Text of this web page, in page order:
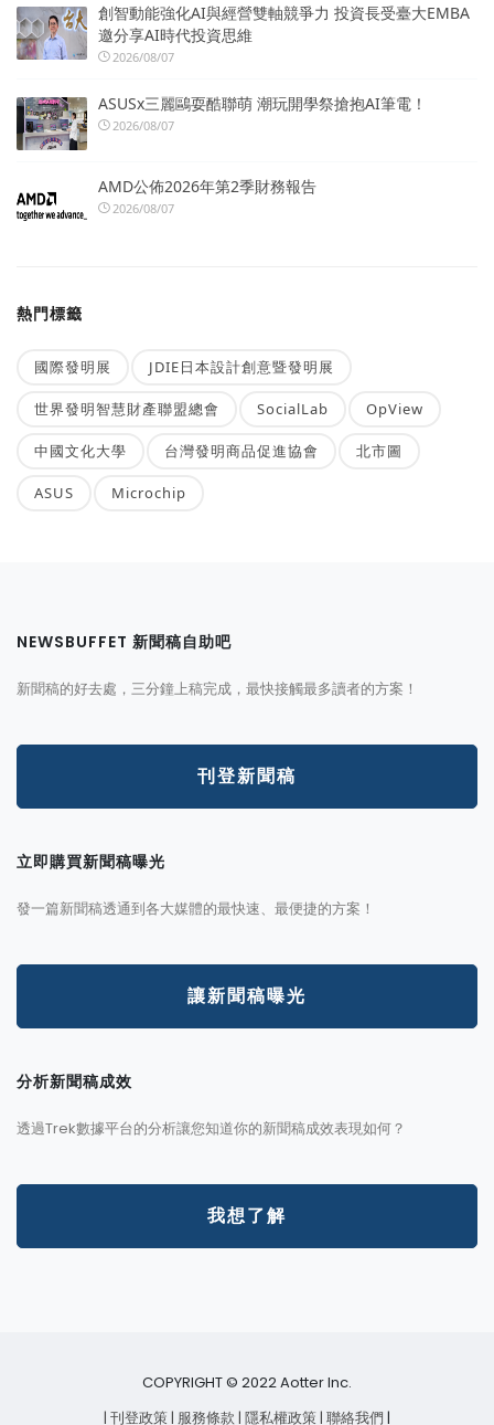
創智動能強化AI與經營雙軸競爭力 投資長受臺大EMBA
邀分享AI時代投資思維
2026/08/07
ASUSx三麗鷗耍酷聯萌 潮玩開學祭搶抱AI筆電！
2026/08/07
AMD公佈2026年第2季財務報告
2026/08/07
熱門標籤
國際發明展 JDIE日本設計創意暨發明展
世界發明智慧財產聯盟總會 SocialLab OpView
中國文化大學 台灣發明商品促進協會 北市圖
ASUS Microchip
NEWSBUFFET 新聞稿自助吧
新聞稿的好去處，三分鐘上稿完成，最快接觸最多讀者的方案！
刊登新聞稿
立即購買新聞稿曝光
發一篇新聞稿透通到各大媒體的最快速、最便捷的方案！
讓新聞稿曝光
分析新聞稿成效
透過Trek數據平台的分析讓您知道你的新聞稿成效表現如何？
我想了解
COPYRIGHT © 2022 Aotter Inc.
| 刊登政策| 服務條款 | 隱私權政策| 聯絡我們 |